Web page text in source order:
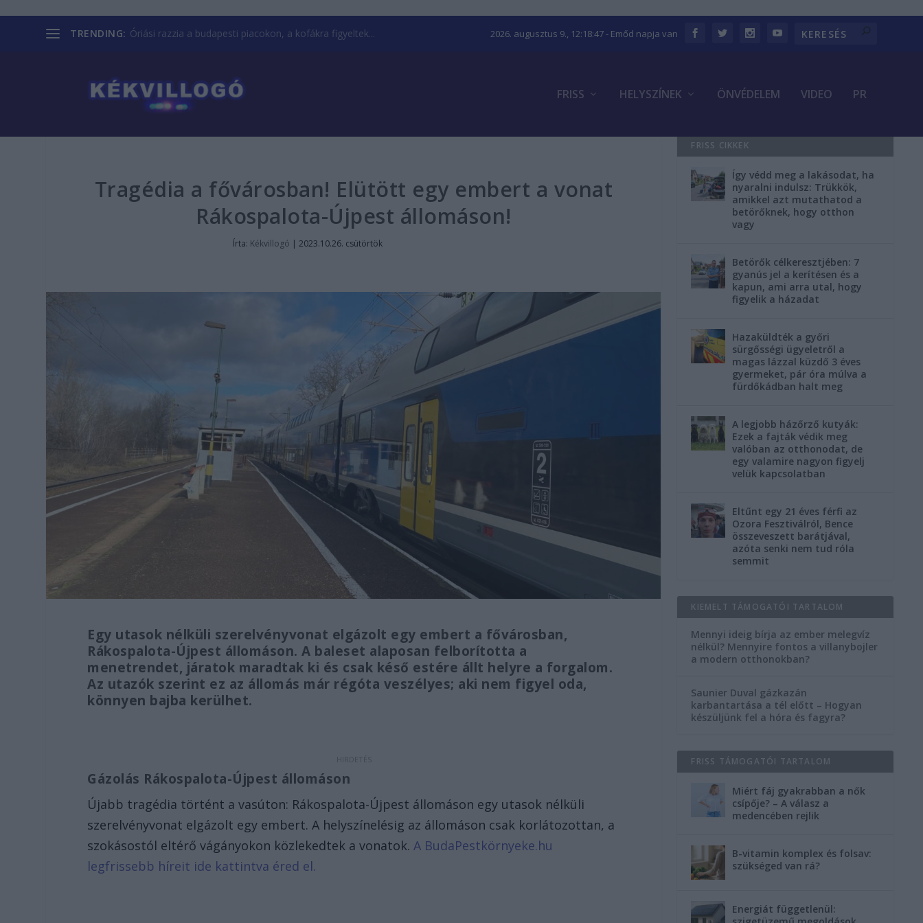
TRENDING: Óriási razzia a budapesti piacokon, a kofákra figyeltek... 2026. augusztus 9., 12:18:48- Emőd napja van
FRISS HELYSZÍNEK ÖNVÉDELEM VIDEO PR
Tragédia a fővárosban! Elütött egy embert a vonat
Rákospalota-Újpest állomáson!
Írta: Kékvillogó |2023.10.26. csütörtök
Egy utasok nélküli szerelvényvonat elgázolt egy embert a fővárosban,
Rákospalota-Újpest állomáson. A baleset alaposan felborította a
menetrendet, járatok maradtak ki és csak késő estére állt helyre a forgalom.
Az utazók szerint ez az állomás már régóta veszélyes; aki nem figyel oda,
könnyen bajba kerülhet.
Gázolás Rákospalota-Újpest állomáson
Újabb tragédia történt a vasúton: Rákospalota-Újpest állomáson egy utasok nélküli
szerelvényvonat elgázolt egy embert. A helyszínelésig az állomáson csak korlátozottan, a
szokásostól eltérő vágányokon közlekedtek a vonatok.A BudaPestkörnyeke.hu
legfrissebb híreit ide kattintva éred el.
FRISS CIKKEK
Így védd meg a lakásodat, ha
nyaralni indulsz: Trükkök,
amikkel azt mutathatod a
betörőknek, hogy otthon
vagy
Betörők célkeresztjében: 7
gyanús jel a kerítésen és a
kapun, ami arra utal, hogy
figyelik a házadat
Hazaküldték a győri
sürgősségi ügyeletről a
magas lázzal küzdő 3 éves
gyermeket, pár óra múlva a
fürdőkádban halt meg
A legjobb házőrző kutyák:
Ezek a fajták védik meg
valóban az otthonodat, de
egy valamire nagyon figyelj
velük kapcsolatban
Eltűnt egy 21 éves férfi az
Ozora Fesztiválról, Bence
összeveszett barátjával,
azóta senki nem tud róla
semmit
KIEMELT TÁMOGATÓI TARTALOM
Mennyi ideig bírja az ember melegvíz
nélkül? Mennyire fontos a villanybojler
a modern otthonokban?
Saunier Duval gázkazán
karbantartása a tél előtt – Hogyan
készüljünk fel a hóra és fagyra?
FRISS TÁMOGATÓI TARTALOM
Miért fáj gyakrabban a nők
csípője? – A válasz a
medencében rejlik
B-vitamin komplex és folsav:
szükséged van rá?
Energiát függetlenül: